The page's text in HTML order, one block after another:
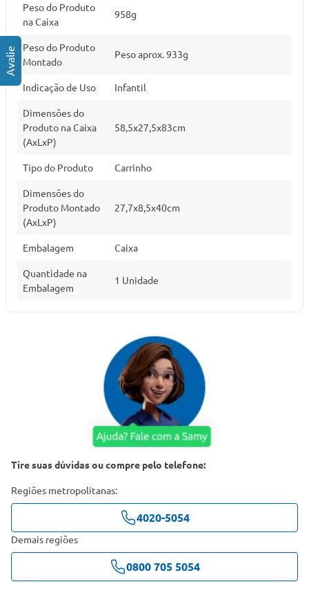
Peso do Produto
na Caixa
958g
Peso do Produto
Montado
Peso aprox. 933g
Indicação de Uso Infantil
Dimensões do
Produto na Caixa
(AxLxP)
58,5x27,5x83cm
Tipo do Produto Carrinho
Dimensões do
Produto Montado
(AxLxP)
27,7x8,5x40cm
Embalagem Caixa
Quantidade na
Embalagem
1 Unidade
Tire suas dúvidas ou compre pelo telefone:
Regiões metropolitanas:
4020-5054
Demais regiões
0800 705 5054